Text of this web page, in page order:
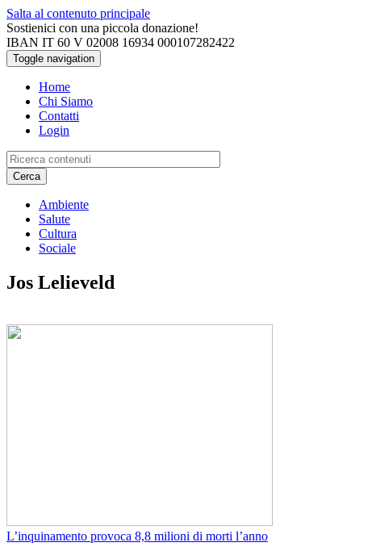
Salta al contenuto principale
Sostienici con una piccola donazione!
IBAN IT 60 V 02008 16934 000107282422
Toggle navigation
Home
Chi Siamo
Contatti
Login
Cerca
Ambiente
Salute
Cultura
Sociale
Jos Lelieveld
L’inquinamento provoca 8,8 milioni di morti l’anno